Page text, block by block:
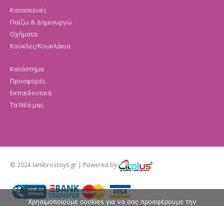
Κατασκευές
Παίζω & Δημιουργώ
Οχήματα
Κούκλες/Κουκλάκια
Κατάστημα
Προσφορές
Εκπαιδευτικά
Τα Νέα μας
© 2024 lambrostoys.gr | Powered by
Χρησιμοποιούμε cookies για να σας προσφέρουμε την